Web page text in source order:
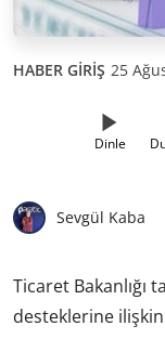
HABER GİRİŞ 25
Dinle
Sevgül Kaba
Ticaret Bakanlığı
desteklerine ilişkin